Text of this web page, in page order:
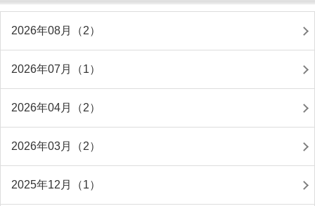
2026年08月（2）
2026年07月（1）
2026年04月（2）
2026年03月（2）
2025年12月（1）